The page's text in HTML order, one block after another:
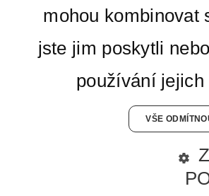
mohou kombinovat
jste jim poskytli
používání
VŠE